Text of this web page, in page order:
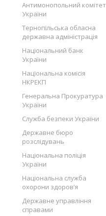
Антимонопольний комітет
України
Тернопільська обласна
державна адміністрація
Національний банк
України
Національна комісія
НКРЕКП
Генеральна Прокуратура
України
Служба безпеки України
Державне бюро
розслідувань
Національна поліція
України
Національна служба
охорони здоров’я
Державне управління
справами